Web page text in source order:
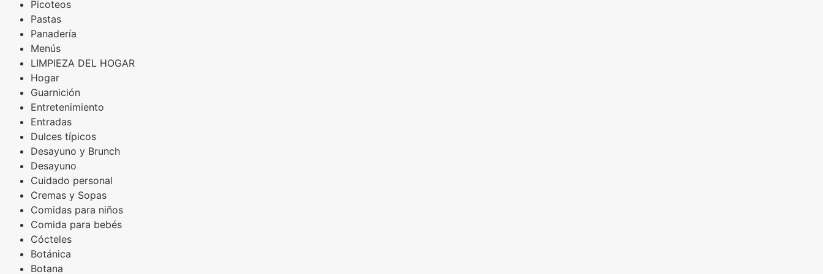
Picoteos
Pastas
Panadería
Menús
LIMPIEZA DEL HOGAR
Hogar
Guarnición
Entretenimiento
Entradas
Dulces típicos
Desayuno y Brunch
Desayuno
Cuidado personal
Cremas y Sopas
Comidas para niños
Comida para bebés
Cócteles
Botánica
Botana